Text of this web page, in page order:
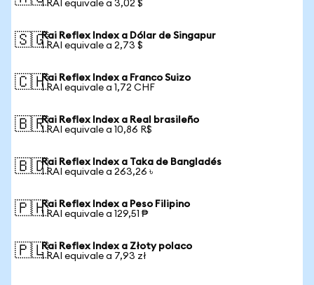
1 RAI equivale a 3,02 $
🇸🇬Rai Reflex Index a Dólar de Singapur
1 RAI equivale a 2,73 $
🇨🇭Rai Reflex Index a Franco Suizo
1 RAI equivale a 1,72 CHF
🇧🇷Rai Reflex Index a Real brasileño
1 RAI equivale a 10,86 R$
🇧🇩Rai Reflex Index a Taka de Bangladés
1 RAI equivale a 263,26 ৳
🇵🇭Rai Reflex Index a Peso Filipino
1 RAI equivale a 129,51 ₱
🇵🇱Rai Reflex Index a Złoty polaco
1 RAI equivale a 7,93 zł